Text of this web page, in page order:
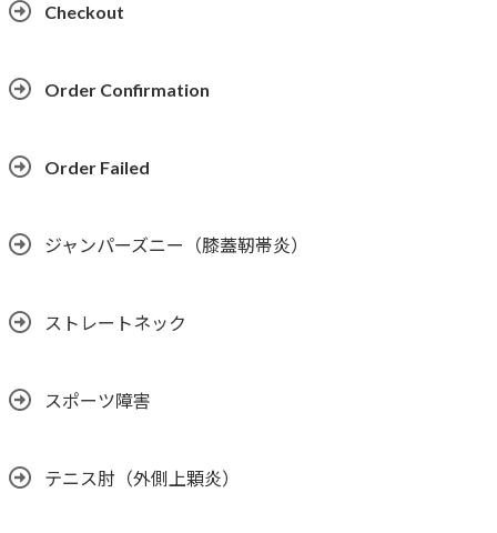
Checkout
Order Confirmation
Order Failed
ジャンパーズニー（膝蓋靭帯炎）
ストレートネック
スポーツ障害
テニス肘（外側上顆炎）